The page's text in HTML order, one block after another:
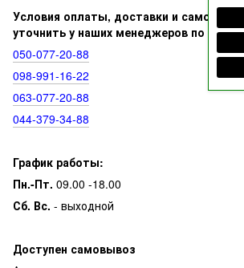
Условия оплаты, доставки и
уточнить у наших менеджеров по
050‑077‑20‑88
098‑991‑16‑22
063‑077‑20‑88
044‑379‑34‑88
График работы:
Пн.-Пт. 09.00 -18.00
Сб. Вс. - выходной
Доступен самовывоз